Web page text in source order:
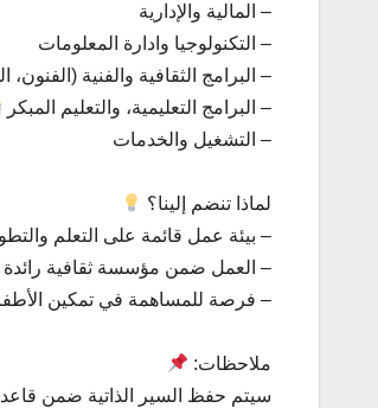
– المالية والإدارية
– التكنولوجيا وادارة المعلومات
– البرامج الثقافية والفنية
– البرامج التعليمية، والتعليم المبكر
– التشغيل والخدمات
لماذا تنضم إلينا؟
– بيئة عمل قائمة على التعلم
– العمل ضمن مؤسسة ثقافية رائدة
– فرصة للمساهمة في تمكين
ملاحظات:
سيتم حفظ السير الذاتية ضمن